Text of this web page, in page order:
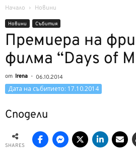
Начало Новини
Новини Събития
Премиера на
филма “Days of
от Irena - 06.10.2014
Дата на събитието: 17.10.2014
Сподели
SHARES